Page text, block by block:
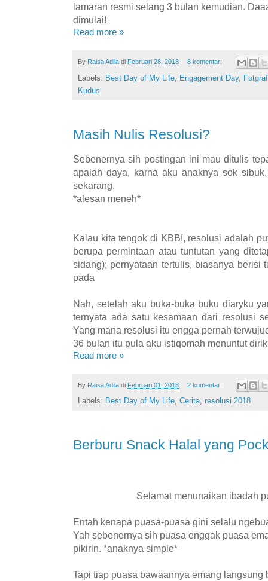
lamaran resmi selang 3 bulan kemudian.
dimulai!
Read more »
By Raisa Adila di Februari 28, 2018 8 komentar:
Labels: Best Day of My Life Engagement Day,
Kudus
Masih Nulis Resolusi?
Sebenernya sih postingan ini mau ditulis
apalah daya, karna aku anaknya sok
sekarang.
*alesan meneh*
Kalau kita tengok di KBBI, resolusi adalah
berupa permintaan atau tuntutan yang
sidang); pernyataan tertulis, biasanya berisi
pada
Nah, setelah aku buka-buka buku diaryku
ternyata ada satu kesamaan dari resolusi
Yang mana resolusi itu engga pernah
36 bulan itu pula aku istiqomah menuntut
Read more »
By Raisa Adila di Februari 01, 2018 2 komentar:
Labels: Best Day of My Life, Cerita, resolusi 2018
Berburu Snack Halal yang
Selamat menunaikan ibadah
Entah kenapa puasa-puasa gini selalu
Yah sebenernya sih puasa enggak puasa
pikirin. *anaknya simple*
Tapi tiap puasa bawaannya emang langsung